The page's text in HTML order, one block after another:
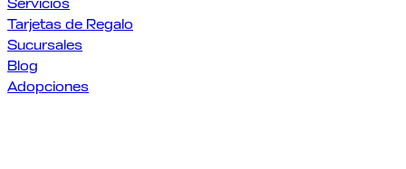
Servicios
Tarjetas de Regalo
Sucursales
Blog
Adopciones